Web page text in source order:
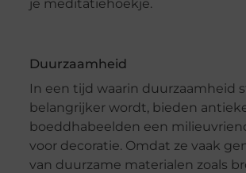
je meditatiehoekje.
Duurzaamheid
In een tijd waarin duurzaamheid
belangrijker wordt, bieden
boeddhabeelden een
voor decoratie. Omdat ze vaak
van duurzame materialen zoals